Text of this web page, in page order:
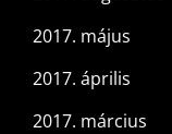
2017. május
2017. április
2017. március